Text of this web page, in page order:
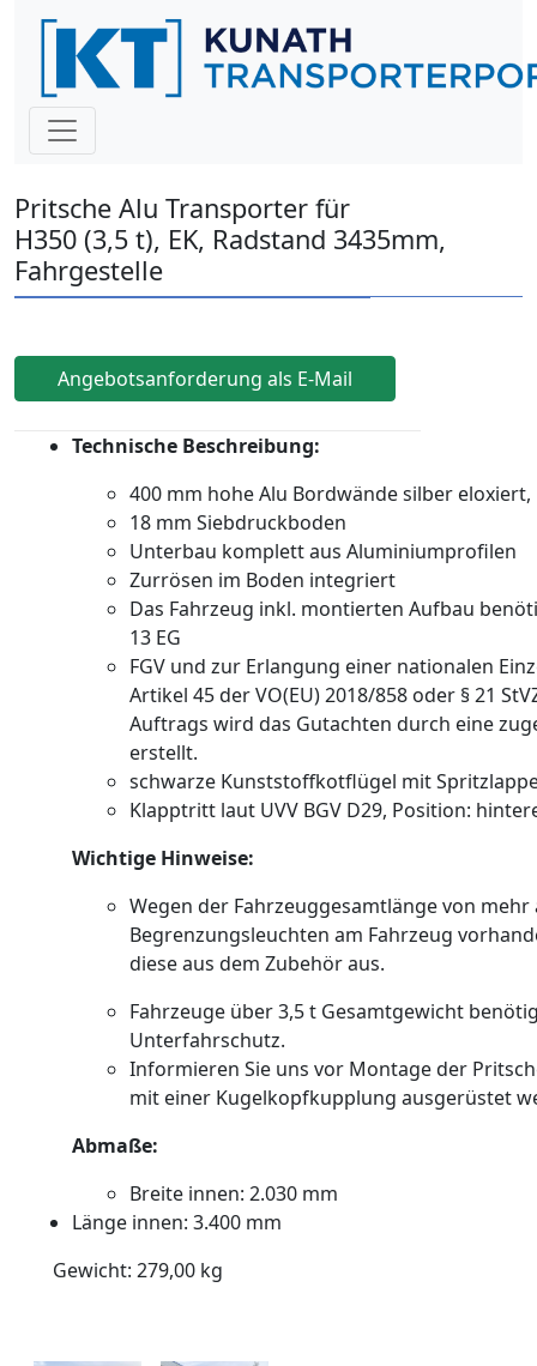
Pritsche Alu Transporter für
H350 (3,5 t), EK, Radstand 3435mm,
Fahrgestelle
Angebotsanforderung als E-Mail
Technische Beschreibung:
400 mm hohe Alu Bordwände silber
18 mm Siebdruckboden
Unterbau komplett aus Aluminiumprofilen
Zurrösen im Boden integriert
Das Fahrzeug inkl. montierten Aufbau
13 EG
FGV und zur Erlangung einer nationalen
Artikel 45 der VO(EU) 2018/858 oder § 21
Auftrags wird das Gutachten durch eine
erstellt.
schwarze Kunststoffkotflügel mit
Klapptritt laut UVV BGV D29, Position:
Wichtige Hinweise:
Wegen der Fahrzeuggesamtlänge von mehr
Begrenzungsleuchten am Fahrzeug
diese aus dem Zubehör aus.
Fahrzeuge über 3,5 t Gesamtgewicht
Unterfahrschutz.
Informieren Sie uns vor Montage der
mit einer Kugelkopfkupplung ausgerüstet
Abmaße:
Breite innen: 2.030 mm
Länge innen: 3.400 mm
Gewicht: 279,00 kg